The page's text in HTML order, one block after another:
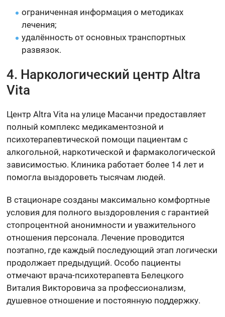
ограниченная информация о методиках
лечения;
удалённость от основных транспортных
развязок.
4. Наркологический центр Altra
Vita
Центр Altra Vita на улице Масанчи предоставляет
полный комплекс медикаментозной и
психотерапевтической помощи пациентам с
алкогольной, наркотической и фармакологической
зависимостью. Клиника работает более 14 лет и
помогла выздороветь тысячам людей.
В стационаре созданы максимально комфортные
условия для полного выздоровления с гарантией
стопроцентной анонимности и уважительного
отношения персонала. Лечение проводится
поэтапно, где каждый последующий этап логически
продолжает предыдущий. Особо пациенты
отмечают врача-психотерапевта Белецкого
Виталия Викторовича за профессионализм,
душевное отношение и постоянную поддержку.